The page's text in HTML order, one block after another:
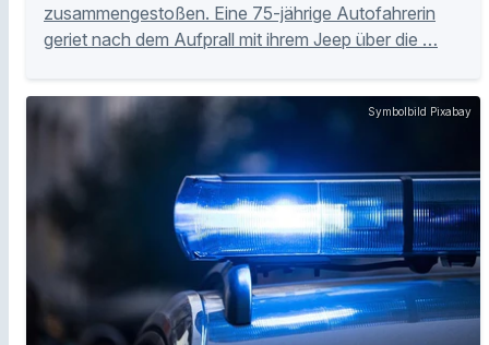
zusammengestoßen. Eine 75-jährige Autofahrerin
geriet nach dem Aufprall mit ihrem Jeep über die …
Symbolbild Pixabay